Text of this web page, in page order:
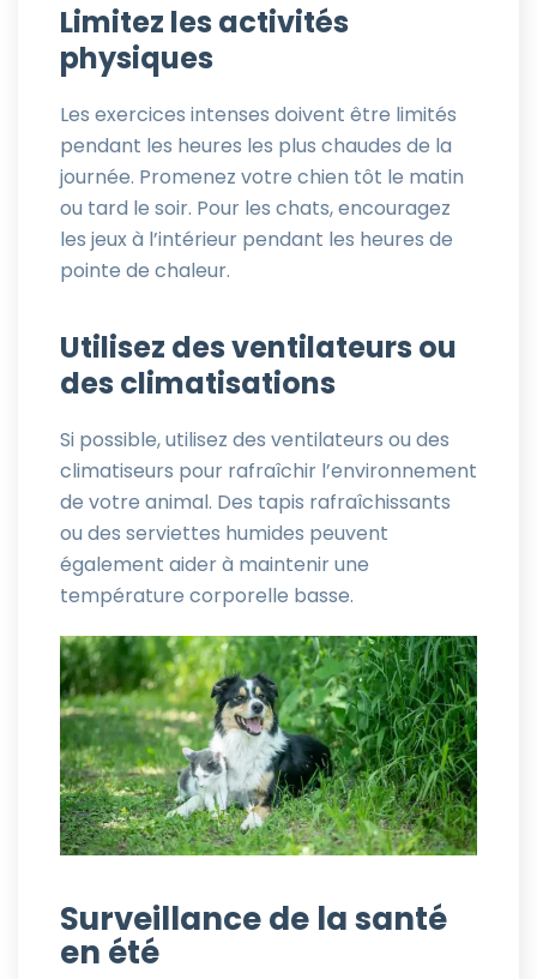
Limitez les activités
physiques
Les exercices intenses doivent être limités
pendant les heures les plus chaudes de la
journée. Promenez votre chien tôt le matin
ou tard le soir. Pour les chats, encouragez
les jeux à l’intérieur pendant les heures de
pointe de chaleur.
Utilisez des ventilateurs ou
des climatisations
Si possible, utilisez des ventilateurs ou des
climatiseurs pour rafraîchir l’environnement
de votre animal. Des tapis rafraîchissants
ou des serviettes humides peuvent
également aider à maintenir une
température corporelle basse.
Surveillance de la santé
en été